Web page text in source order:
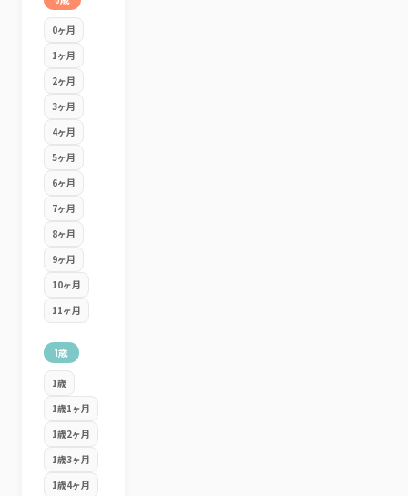
0ヶ月
1ヶ月
2ヶ月
3ヶ月
4ヶ月
5ヶ月
6ヶ月
7ヶ月
8ヶ月
9ヶ月
10ヶ月
11ヶ月
1歳
1歳
1歳1ヶ月
1歳2ヶ月
1歳3ヶ月
1歳4ヶ月